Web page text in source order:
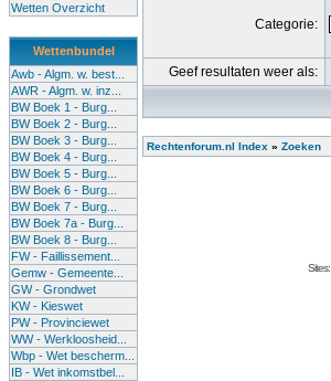
Wetten Overzicht
Wettenbundel
Awb - Algm. w. best...
AWR - Algm. w. inz...
BW Boek 1 - Burg...
BW Boek 2 - Burg...
BW Boek 3 - Burg...
BW Boek 4 - Burg...
BW Boek 5 - Burg...
BW Boek 6 - Burg...
BW Boek 7 - Burg...
BW Boek 7a - Burg...
BW Boek 8 - Burg...
FW - Faillissement...
Gemw - Gemeente...
GW - Grondwet
KW - Kieswet
PW - Provinciewet
WW - Werkloosheid...
Wbp - Wet bescherm...
IB - Wet inkomstbel...
Categorie:
Geef resultaten weer als:
Rechtenforum.nl Index » Zoeken
Sites: